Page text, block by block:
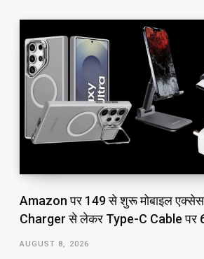
Amazon पर ₹149 से शुरू मोबाइल
Charger से लेकर Type-C Cable पर
AUGUST 8, 2026